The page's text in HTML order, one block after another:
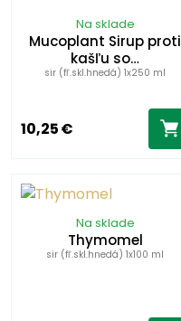
Na sklade
Mucoplant Sirup proti
kašľu so…
sir (fľ.skl.hnedá) 1x250 ml
10,25 €
Na sklade
Thymomel
sir (fľ.skl.hnedá) 1x100 ml